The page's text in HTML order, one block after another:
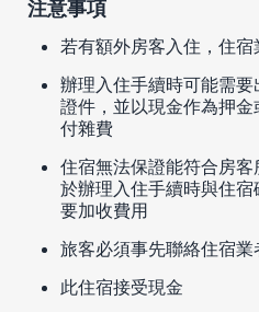
注意事項
若有額外房客入住，住
辦理入住手續時可能需
證件，並以現金作為押
付雜費
住宿無法保證能符合房
於辦理入住手續時與住
要加收費用
旅客必須事先聯絡住宿
此住宿接受現金